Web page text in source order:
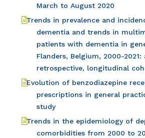
March to August 2020
Trends in prevalence and
dementia and trends in
patients with dementia in
Flanders, Belgium, 2000-
retrospective, longitudinal
Evolution of benzodiazepine
prescriptions in general
study
Trends in the epidemiology of
comorbidities from 2000 to